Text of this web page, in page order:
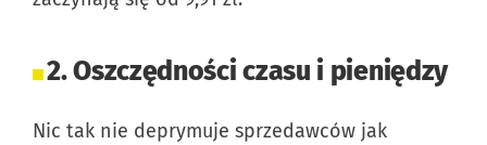
2. Oszczędności czasu i pieniędzy
Nic tak nie deprymuje sprzedawców jak